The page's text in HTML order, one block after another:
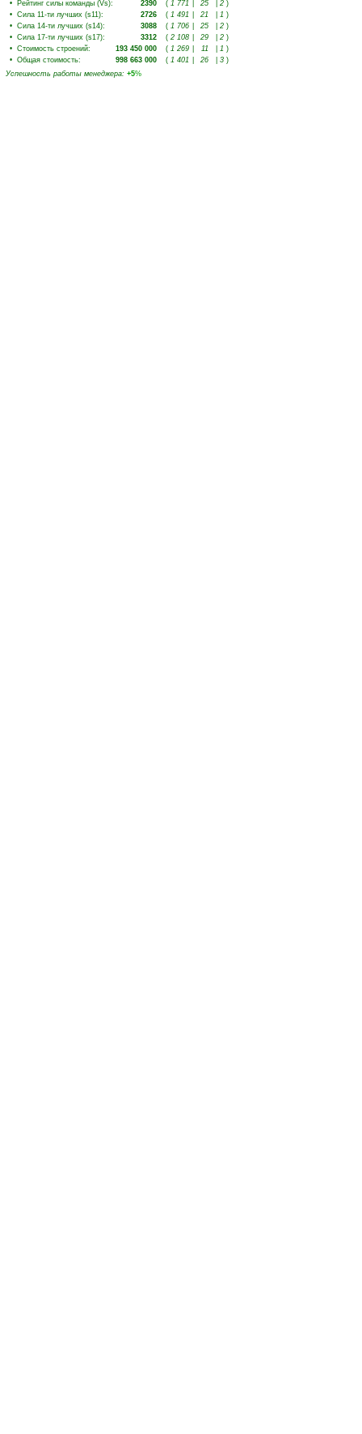
• Рейтинг силы команды (Vs): 2390 ( 1 771 25 2 )
• Сила 11-ти лучших (s11): 2726 ( 1 491 21 1 )
• Сила 14-ти лучших (s14): 3088 ( 1 706 25 2 )
• Сила 17-ти лучших (s17): 3312 ( 2 108 29 2 )
• Стоимость строений: 193 450 000 ( 1 269 11 1 )
• Общая стоимость: 998 663 000 ( 1 401 26 3 )
Успешность работы менеджера: +5%